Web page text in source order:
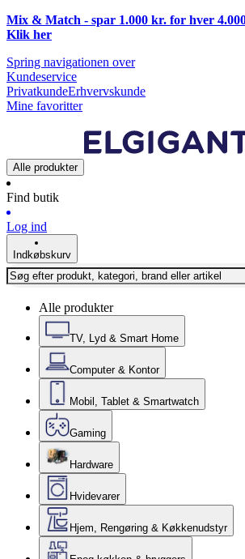
Mix & Match - spar 1.000 kr. for hver
Klik her
Spring navigationen over
Kundeservice
PrivatkundeErhvervskunde
Mine favoritter
Alle produkter
Find butik
Log ind
Indkøbskurv
Alle produkter
TV, Lyd & Smart Home
Computer & Kontor
Mobil, Tablet & Smartwatch
Gaming
Hardware
Hvidevarer
Hjem, Rengøring & Køkkenudstyr